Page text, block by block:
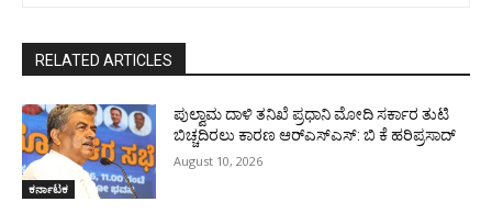
RELATED ARTICLES
ಕರ್ನಾಟಕ
ಪುಲ್ವಾಮ ದಾಳಿ ತನಿಖೆ ಪ್ರಧಾನಿ ಮೋದಿ ಸರ್ಕಾರ ತುಟಿ
ಬಿಚ್ಚದಿರಲು ಕಾರಣ ಆರ್‌ಎಸ್ಎಸ್: ಬಿ ಕೆ ಹರಿಪ್ರಸಾದ್
August 10, 2026